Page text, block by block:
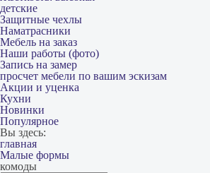
детские
Защитные чехлы
Наматрасники
Мебель на заказ
Наши работы (фото)
Запись на замер
просчет мебели по вашим эскизам
Акции и уценка
Кухни
Новинки
Популярное
Вы здесь:
главная
Малые формы
комоды